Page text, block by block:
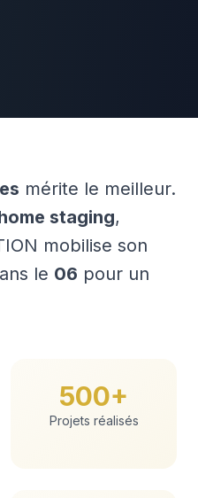
mérite le meilleur.
staging,
mobilise son
le 06 pour un
500+
Projets réalisés